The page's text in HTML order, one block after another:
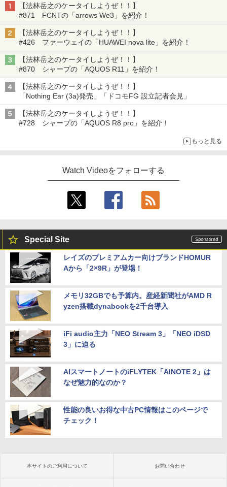
【法林岳之のケータイしようぜ！！】
#871 FCNTの「arrows We3」を紹介！
【法林岳之のケータイしようぜ！！】
#426 ファーウェイの「HUAWEI nova lite」を紹介！
【法林岳之のケータイしようぜ！！】
#870 シャープの「AQUOS R11」を紹介！
【法林岳之のケータイしようぜ！！】
「Nothing Ear (3a)発売」「ドコモFG 設立記者会見」
【法林岳之のケータイしようぜ！！】
#728 シャープの「AQUOS R8 pro」を紹介！
もっと見る
Watch Videoをフォローする
Special Site
レイズのプレミアムカー向けブランドHOMUR
Aから「2×9R」が登場！
メモリ32GBでも予算内。産経新聞社がAMD R
yzen搭載dynabookを2千台導入
iFi audio主力「NEO Stream 3」「NEO iDSD
3」に迫る
AIスマートノートのiFLYTEK「AINOTE 2」は
なぜ魅力的なのか？
性能の良いお得な中古PC情報はこのページで
チェック！
本サイトのご利用について お問い合わせ